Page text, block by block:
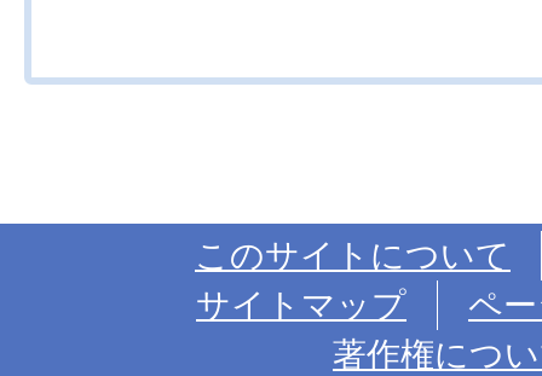
このサイトについて
サイトマップ
ペ
著作権につ